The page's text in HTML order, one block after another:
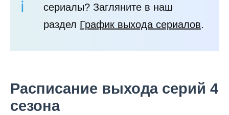
сериалы? Загляните в наш
раздел График выхода сериалов.
Расписание выхода серий 4
сезона